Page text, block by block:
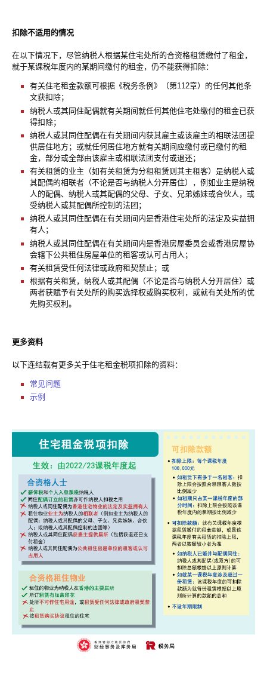
扣除不适用的情况
在以下情况下，尽管纳税人根据某住宅处所的合资格租赁缴付了租金，
就于某课税年度内的某期间缴付的租金，仍不能获得扣除：
有关住宅租金款额可根据《税务条例》（第112章）的任何其他条
文获扣除；
纳税人或其同住配偶就有关期间就任何其他住宅处缴付的租金已获
得扣除；
纳税人或其同住配偶在有关期间内获其雇主或该雇主的相联法团提
供居住地方；或就任何居住地方就有关期间应缴付或已缴付的租
金，部分或全部由该雇主或相联法团支付或退还；
有关租赁的业主（如有关租赁为分租租赁则其主租客）是纳税人或
其配偶的相联者（不论是否与纳税人分开居住），例如业主是纳税
人的配偶、纳税人或其配偶的父母、子女、兄弟姊妹或合伙人，或
受纳税人或其配偶所控制的法团；
纳税人或其同住配偶在有关期间内是香港住宅处所的法定及实益拥
有人；
纳税人或其同住配偶在有关期间内是香港房屋委员会或香港房屋协
会辖下公共租住房屋单位的租客或认可占用人；
有关租赁受任何法律或政府租契禁止；或
根据有关租赁，纳税人或其配偶（不论是否与纳税人分开居住）或
两者获赋予有关处所的购买选择权或购买权利，或就有关处所的优
先购买权利。
更多资料
以下连结载有更多关于住宅租金税项扣除的资料：
常见问题
示例